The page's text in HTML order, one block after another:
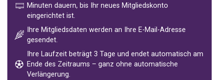
Minuten dauern, bis Ihr neues Mitgliedskonto
eingerichtet ist.
Ihre Mitgliedsdaten werden an Ihre E-Mail-Adresse
gesendet.
Ihre Laufzeit beträgt 3 Tage und endet automatisch am
Ende des Zeitraums – ganz ohne automatische
Verlängerung.